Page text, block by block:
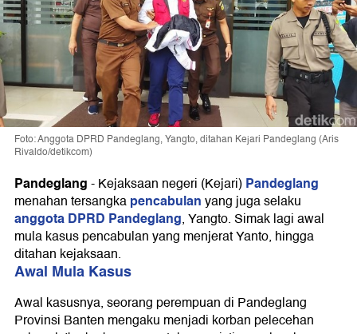
Foto: Anggota DPRD Pandeglang, Yangto, ditahan Kejari Pandeglang (Aris
Rivaldo/detikcom)
Pandeglang-Kejaksaan negeri (Kejari)Pandeglang
menahan tersangkapencabulanyang juga selaku
anggota DPRD Pandeglang, Yangto. Simak lagi awal
mula kasus pencabulan yang menjerat Yanto, hingga
ditahan kejaksaan.
Awal Mula Kasus
Awal kasusnya, seorang perempuan di Pandeglang
Provinsi Banten mengaku menjadi korban pelecehan